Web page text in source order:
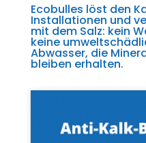
Ecobulles löst den
Installationen und
mit dem Salz: kein
keine
Abwasser, die
bleiben erhalten.